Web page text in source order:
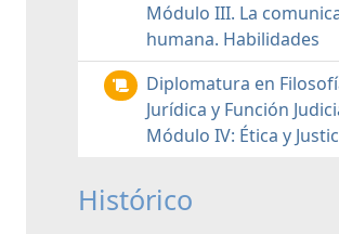
Módulo III. La
humana. Habilidades
Diplomatura en
Jurídica y Función
Módulo IV: Ética y
Histórico